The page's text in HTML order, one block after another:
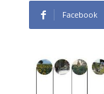
Facebook